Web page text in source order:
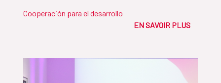
Cooperación para el desarrollo
EN SAVOIR PLUS